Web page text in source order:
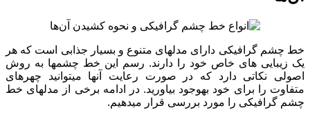
خط چشم گرافیکی دارای مدل‎های متنوع و بسیار جذابی است که هر
یک زیبایی ‏های خاص خود را دارند. رسم این خط چشم‏ها به روش
اصولی نکاتی دارد که در صورت رعایت آن‎ها می‏‎توانید چهره‎ای
متفاوت را برای خود به‏وجود بیاورید. در ادامه برخی از مدل‎های خط
چشم گرا‎فیکی را مورد بررسی قرار می‎دهیم.